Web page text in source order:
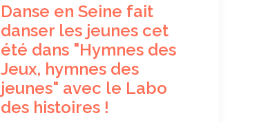
Danse en Seine fait
danser les jeunes cet
été dans "Hymnes des
Jeux, hymnes des
jeunes" avec le Labo
des histoires !